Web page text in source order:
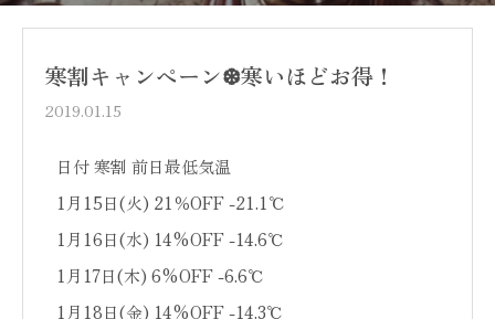
寒割キャンペーン❆寒いほどお得！
2019.01.15
日付 寒割 前日最低気温
1月15日(火) 21％OFF -21.1℃
1月16日(水) 14%OFF -14.6℃
1月17日(木) 6%OFF -6.6℃
1月18日(金) 14%OFF -14.3℃